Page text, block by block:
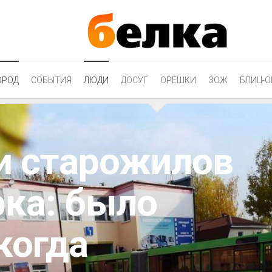
СОБЫТИЯ ЛЮДИ ДОСУГ ОРЕШКИ ЗОЖ БЛИЦ-
старожилов
было